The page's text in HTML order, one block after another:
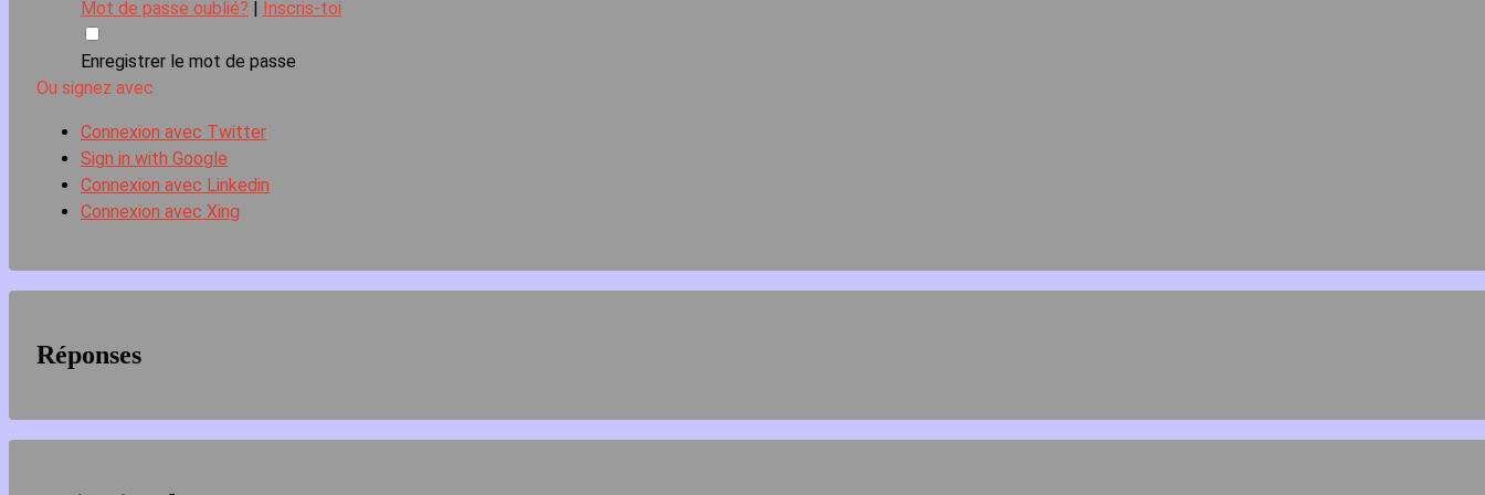
Mot de passe oublié? Inscris-toi
Enregistrer le mot de passe
Ou signez avec
Connexion avec Twitter
Sign in with Google
Connexion avec Linkedin
Connexion avec Xing
Réponses